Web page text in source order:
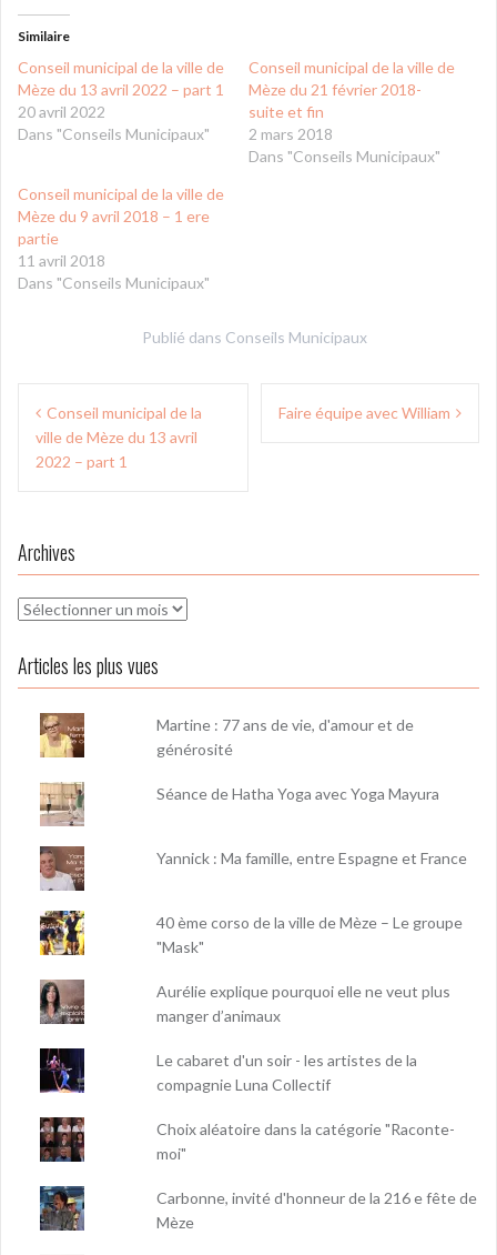
Similaire
Conseil municipal de la ville de
Mèze du 13 avril 2022 – part 1
20 avril 2022
Dans "Conseils Municipaux"
Conseil municipal de la ville de
Mèze du 21 février 2018-
suite et fin
2 mars 2018
Dans "Conseils Municipaux"
Conseil municipal de la ville de
Mèze du 9 avril 2018 – 1 ere
partie
11 avril 2018
Dans "Conseils Municipaux"
Publié dans Conseils Municipaux
Navigation
de
l’article
Conseil municipal de la
ville de Mèze du 13 avril
2022 – part 1
Faire équipe avec William
Archives
Archives
Articles les plus vues
Martine : 77 ans de vie, d'amour et de
générosité
Séance de Hatha Yoga avec Yoga Mayura
Yannick : Ma famille, entre Espagne et France
40 ème corso de la ville de Mèze – Le groupe
"Mask"
Aurélie explique pourquoi elle ne veut plus
manger d’animaux
Le cabaret d'un soir - les artistes de la
compagnie Luna Collectif
Choix aléatoire dans la catégorie "Raconte-
moi"
Carbonne, invité d'honneur de la 216 e fête de
Mèze